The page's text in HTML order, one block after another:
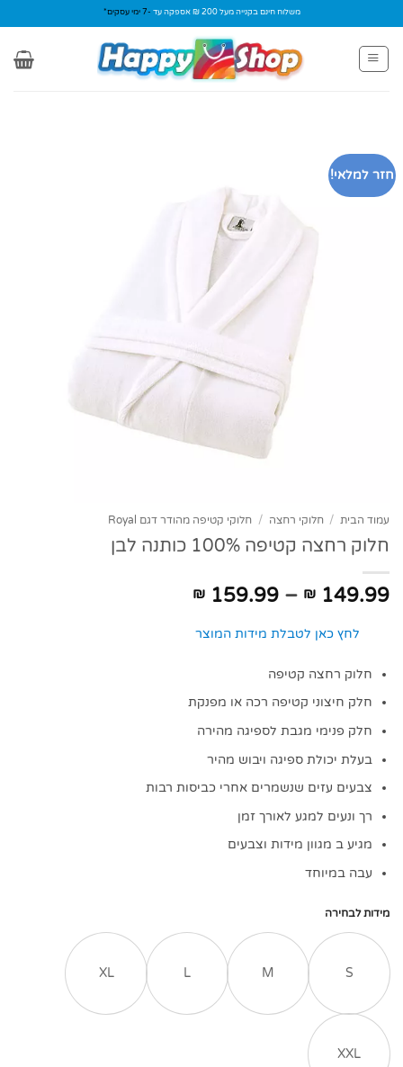
to
content
משלוח חינם בקנייה מעל 200 ₪ אספקה עד -7 ימי עסקים*
חזר למלאי!
עמוד הבית / חלוקי רחצה / חלוקי קטיפה מהודר דגם Royal
חלוק רחצה קטיפה 100% כותנה לבן
₪ 149.99
–
₪ 159.99
לחץ כאן לטבלת מידות המוצר
חלוק רחצה קטיפה
חלק חיצוני קטיפה רכה או מפנקת
חלק פנימי מגבת לספיגה מהירה
בעלת יכולת ספיגה ויבוש מהיר
צבעים עזים שנשמרים אחרי כביסות רבות
רך ונעים למגע לאורך זמן
מגיע ב מגוון מידות וצבעים
עבה במיוחד
מידות לבחירה
S
M
L
XL
XXL